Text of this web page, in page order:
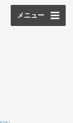
メニュー